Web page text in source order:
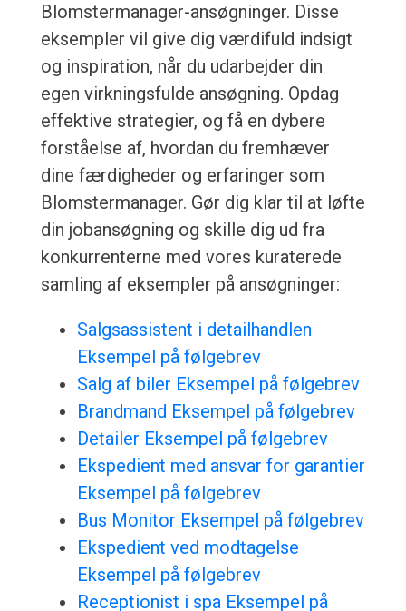
Blomstermanager-ansøgninger. Disse
eksempler vil give dig værdifuld indsigt
og inspiration, når du udarbejder din
egen virkningsfulde ansøgning. Opdag
effektive strategier, og få en dybere
forståelse af, hvordan du fremhæver
dine færdigheder og erfaringer som
Blomstermanager. Gør dig klar til at løfte
din jobansøgning og skille dig ud fra
konkurrenterne med vores kuraterede
samling af eksempler på ansøgninger:
Salgsassistent i detailhandlen
Eksempel på følgebrev
Salg af biler Eksempel på følgebrev
Brandmand Eksempel på følgebrev
Detailer Eksempel på følgebrev
Ekspedient med ansvar for garantier
Eksempel på følgebrev
Bus Monitor Eksempel på følgebrev
Ekspedient ved modtagelse
Eksempel på følgebrev
Receptionist i spa Eksempel på